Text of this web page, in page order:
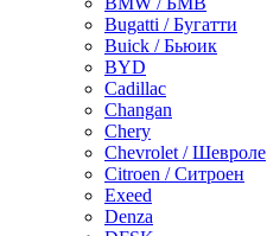
Bugatti / Бугатти
Buick / Бьюик
BYD
Cadillac
Changan
Chery
Chevrolet / Шевроле
Citroen / Ситроен
Exeed
Denza